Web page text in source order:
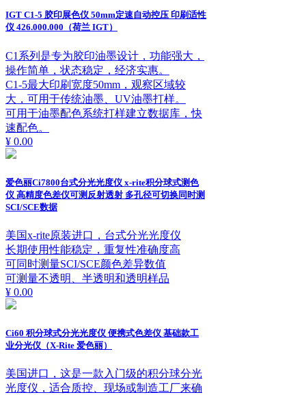
IGT C1-5 胶印展色仪 50mm定速自动控压 印刷适性
仪 426.000.000（荷兰 IGT）
C1系列是专为胶印油墨设计，功能强大，
操作简单，状态稳定，经济实惠。
C1-5最大印刷宽度50mm，观察区域较
大，可用于传统油墨、UV油墨打样。
可用于油墨配色系统打样建立数据库，快
速配色。
¥ 0.00
爱色丽Ci7800台式分光光度仪 x-rite积分球式测色
仪 高精度色差仪可测反射透射 多孔径可切换同时测
SCI/SCE数据
美国x-rite原装进口，台式分光光度仪
长期使用性能稳定，重复性准确度高
可同时测量SCI/SCE颜色差异数值
可测量不透明、半透明和透明样品
¥ 0.00
Ci60 积分球式分光光度仪 便携式色差仪 基础款工
业分光仪（X-Rite 爱色丽）
美国进口，这是一款入门级的积分球分光
光度仪，适合质控、现场或制造工厂来确